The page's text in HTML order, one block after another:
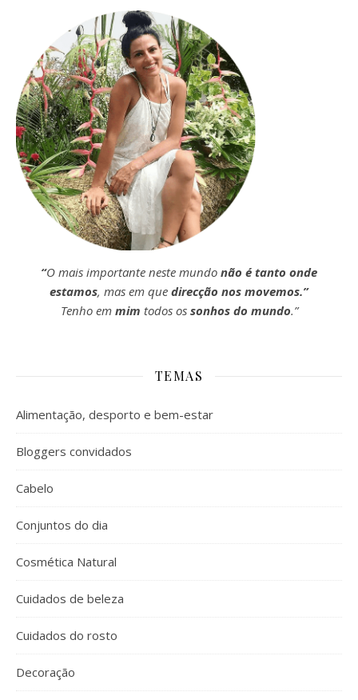
“O mais importante neste mundo não é tanto onde
estamos, mas em que direcção nos movemos.”
Tenho em mim todos ossonhos do mundo.”
TEMAS
Alimentação, desporto e bem-estar
Bloggers convidados
Cabelo
Conjuntos do dia
Cosmética Natural
Cuidados de beleza
Cuidados do rosto
Decoração